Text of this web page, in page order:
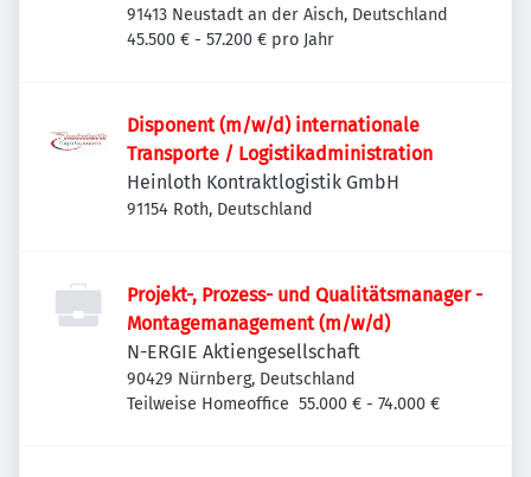
91413 Neustadt an der Aisch, Deutschland
45.500 € - 57.200 € pro Jahr
Disponent (m/w/d) internationale
Transporte / Logistikadministration
Heinloth Kontraktlogistik GmbH
91154 Roth, Deutschland
Projekt-, Prozess- und Qualitätsmanager -
Montagemanagement (m/w/d)
N-ERGIE Aktiengesellschaft
90429 Nürnberg, Deutschland
Teilweise Homeoffice 55.000 € - 74.000 €